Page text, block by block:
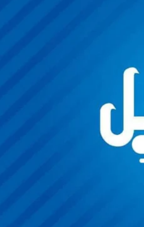
والشرعي - مجموعة امتحانات الفترة الأولى (نصف